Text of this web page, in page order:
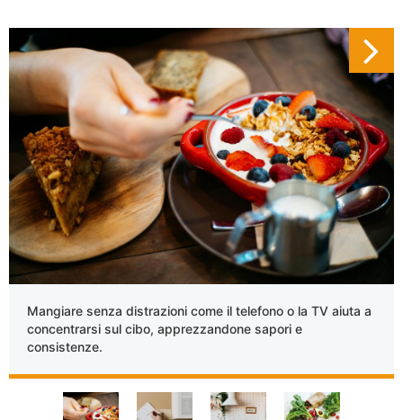
Mangiare senza distrazioni come il telefono o la TV aiuta a
concentrarsi sul cibo, apprezzandone sapori e
consistenze.